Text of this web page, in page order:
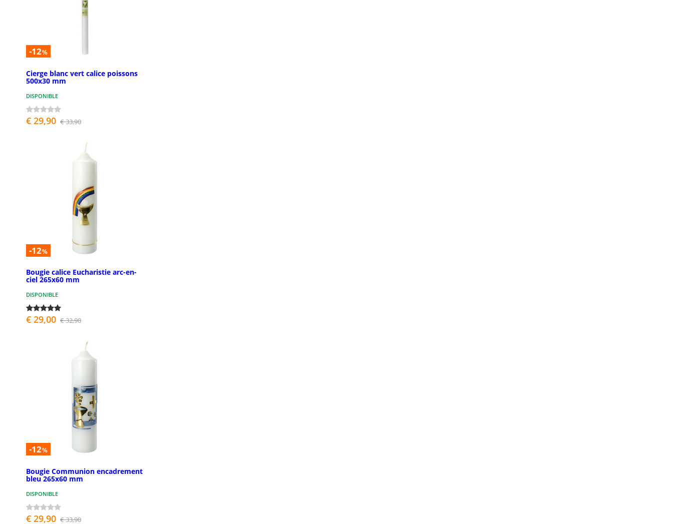
-12%
Cierge blanc vert calice poissons
500x30 mm
DISPONIBLE
€ 29,90 € 33,90
-12%
Bougie calice Eucharistie arc-en-
ciel 265x60 mm
DISPONIBLE
€ 29,00 € 32,90
-12%
Bougie Communion encadrement
bleu 265x60 mm
DISPONIBLE
€ 29,90 € 33,90